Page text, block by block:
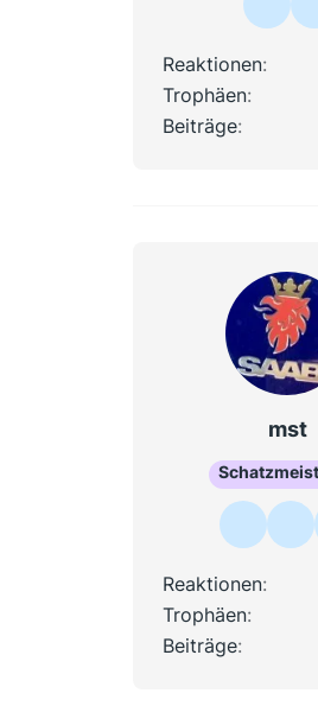
Reaktionen
Trophäen
Beiträge
mst
Reaktionen
Trophäen
Beiträge